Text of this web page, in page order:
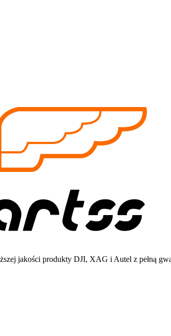
jakości produkty DJI, XAG i Autel z pełną